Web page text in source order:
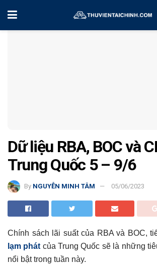
Home Chiến Lược Đầu Tư
Dữ liệu RBA, BOC và
Trung Quốc 5 – 9/6
By NGUYỄN MINH TÂM 05/06/2023
Chính sách lãi suất của RBA và BOC,
lạm phát của Trung Quốc sẽ là những
nổi bật trong tuần này.